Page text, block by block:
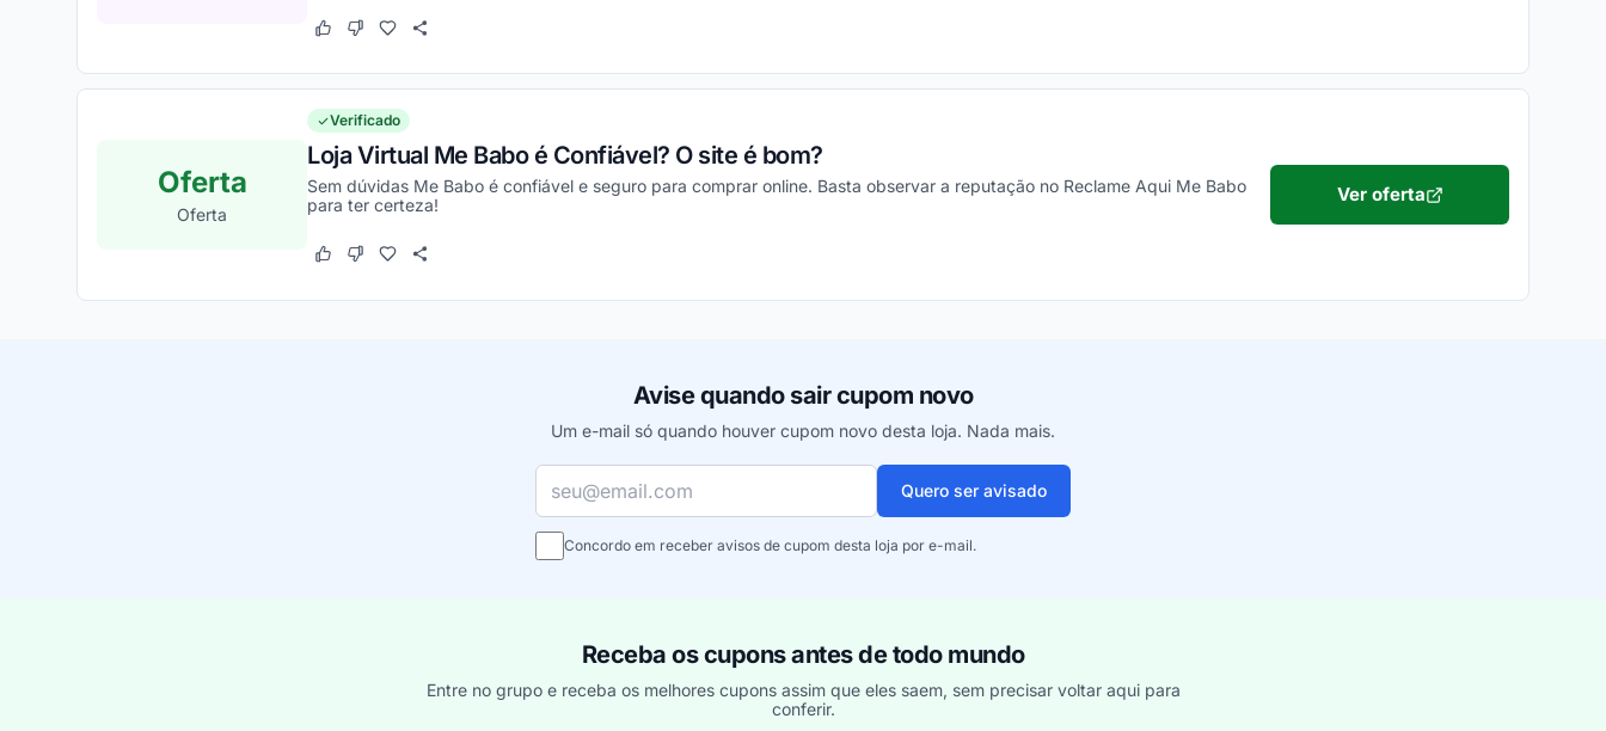
Este cupom funcionou
Este cupom não funcionou
Oferta
Oferta
Verificado
Loja Virtual Me Babo é Confiável? O site é bom?
Sem dúvidas Me Babo é confiável e seguro para comprar online. Basta observar a reputação no Reclame Aqui Me Babo
para ter certeza!
Este cupom funcionou
Este cupom não funcionou
Ver oferta
Avise quando sair cupom novo
Um e-mail só quando houver cupom novo desta loja. Nada mais.
Seu e-mail
Quero ser avisado
Concordo em receber avisos de cupom desta loja por e-mail.
Receba os cupons antes de todo mundo
Entre no grupo e receba os melhores cupons assim que eles saem, sem precisar voltar aqui para
conferir.